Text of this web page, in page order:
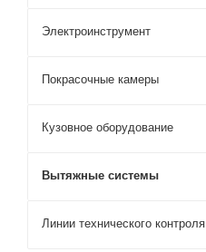
Электроинструмент
Покрасочные камеры
Кузовное оборудование
Вытяжные системы
Линии технического контроля